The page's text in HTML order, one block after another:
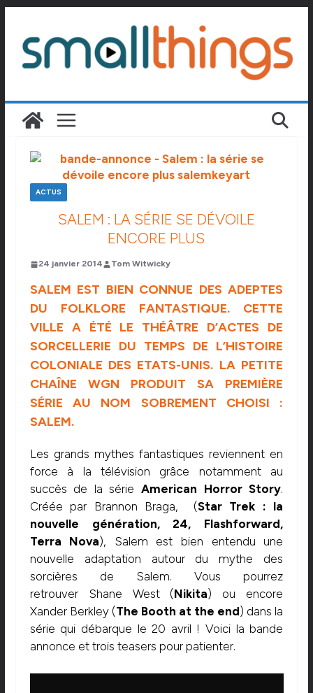
contenu
ACTUS
SALEM : LA SÉRIE SE DÉVOILE
ENCORE PLUS
24 janvier 2014 Tom Witwicky
SALEM EST BIEN CONNUE DES ADEPTES
DU FOLKLORE FANTASTIQUE. CETTE
VILLE A ÉTÉ LE THÉÂTRE D’ACTES DE
SORCELLERIE DU TEMPS DE L’HISTOIRE
COLONIALE DES ETATS-UNIS. LA PETITE
CHAÎNE WGN PRODUIT SA PREMIÈRE
SÉRIE AU NOM SOBREMENT CHOISI :
SALEM.
Les grands mythes fantastiques reviennent en
force à la télévision grâce notamment au
succès de la sérieAmerican Horror Story.
Créée par Brannon Braga, (Star Trek : la
nouvelle génération,24, Flashforward,
Terra Nova), Salem est bien entendu une
nouvelle adaptation autour du mythe des
sorcières de Salem. Vous pourrez
retrouver Shane West(Nikita) ou encore
Xander Berkley (The Booth at the end) dans la
série qui débarque le 20 avril ! Voici la bande
annonce et trois teasers pour patienter.